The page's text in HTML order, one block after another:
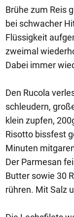
Brühe zum Reis
bei schwacher
Flüssigkeit
zweimal
Dabei immer
Den Rucola
schleudern,
klein zupfen,
Risotto bissfest
Minuten
Der Parmesan
Butter sowie 30
rühren. Mit Salz